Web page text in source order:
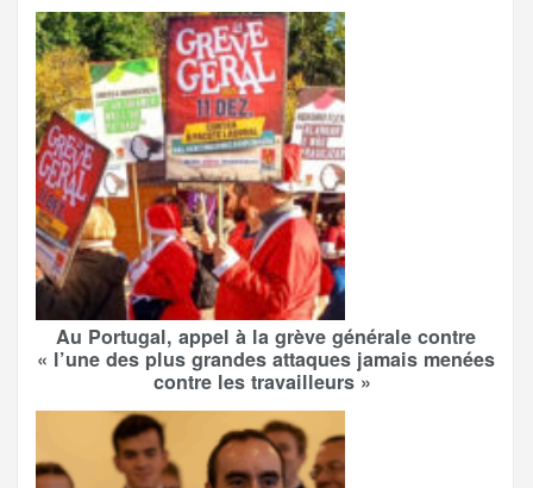
Au Portugal, appel à la grève générale contre
« l’une des plus grandes attaques jamais menées
contre les travailleurs »